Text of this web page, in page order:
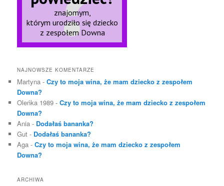
NAJNOWSZE KOMENTARZE
Martyna -Czy to moja wina, że mam dziecko z zespołem
Downa?
Oleńka 1989 -Czy to moja wina, że mam dziecko z zespołem
Downa?
Ania - Dodałaś bananka?
Gut - Dodałaś bananka?
Aga -Czy to moja wina, że mam dziecko z zespołem
Downa?
ARCHIWA